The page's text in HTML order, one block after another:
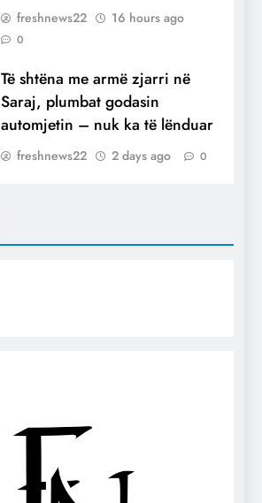
freshnews22 16 hours ago
0
Të shtëna me armë zjarri në
Saraj, plumbat godasin
automjetin – nuk ka të lënduar
freshnews22 2 days ago 0